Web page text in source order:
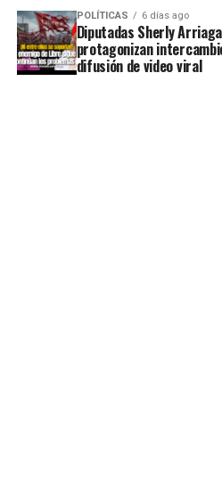
POLÍTICAS 6 días ago
Diputadas Sherly
protagonizan
difusión de video viral